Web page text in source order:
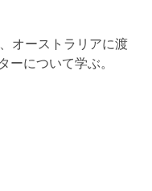
オーストラリアに渡
ーについて学ぶ。